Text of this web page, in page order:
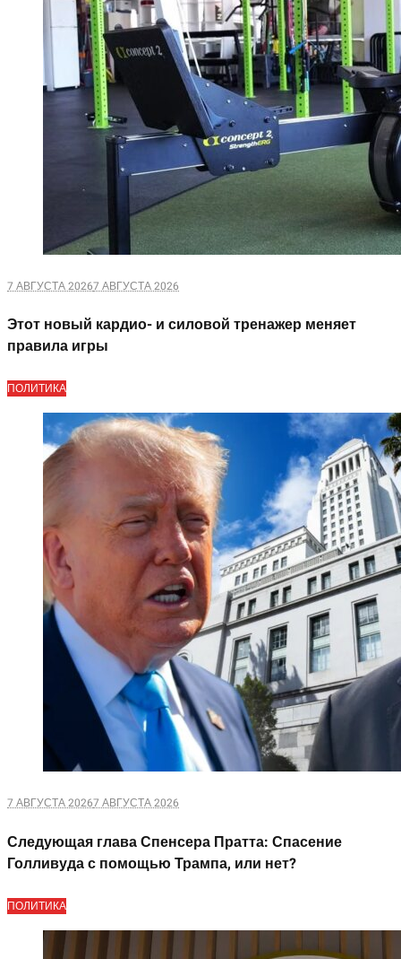
7 АВГУСТА 20267 АВГУСТА 2026
Этот новый кардио- и силовой тренажер меняет
правила игры
ПОЛИТИКА
7 АВГУСТА 20267 АВГУСТА 2026
Следующая глава Спенсера Пратта: Спасение
Голливуда с помощью Трампа, или нет?
ПОЛИТИКА